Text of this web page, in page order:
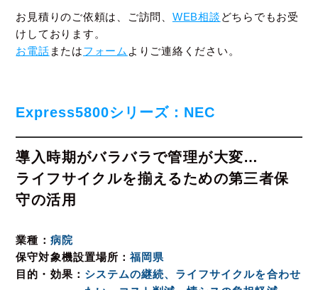
お見積りのご依頼は、ご訪問、 WEB相談 どちらでもお受
けしております。
お電話 またはフォーム よりご連絡ください。
Express5800シリーズ：NEC
導入時期がバラバラで管理が大変…
ライフサイクルを揃えるための第三者保
守の活用
業種
病院
保守対象機設置場所
福岡県
目的・効果
システムの継続、ライフサイクルを合わせ